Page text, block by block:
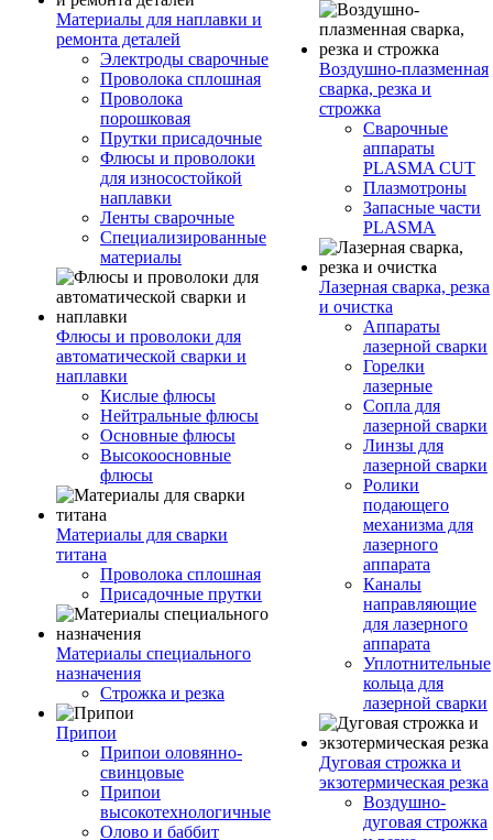
Материалы для наплавки и
ремонта деталей
Электроды сварочные
Проволока сплошная
Проволока
порошковая
Прутки присадочные
Флюсы и проволоки
для износостойкой
наплавки
Ленты сварочные
Специализированные
материалы
Флюсы и проволоки для
автоматической сварки и
наплавки
Кислые флюсы
Нейтральные флюсы
Основные флюсы
Высокоосновные
флюсы
Материалы для сварки
титана
Проволока сплошная
Присадочные прутки
Материалы специального
назначения
Строжка и резка
Припои
Припои оловянно-
свинцовые
Припои
высокотехнологичные
Олово и баббит
Воздушно-плазменная
сварка, резка и
строжка
Сварочные
аппараты
PLASMA CUT
Плазмотроны
Запасные части
PLASMA
Лазерная сварка, резка
и очистка
Аппараты
лазерной сварки
Горелки
лазерные
Сопла для
лазерной сварки
Линзы для
лазерной сварки
Ролики
подающего
механизма для
лазерного
аппарата
Каналы
направляющие
для лазерного
аппарата
Уплотнительные
кольца для
лазерной сварки
Дуговая строжка и
экзотермическая резка
Воздушно-
дуговая строжка